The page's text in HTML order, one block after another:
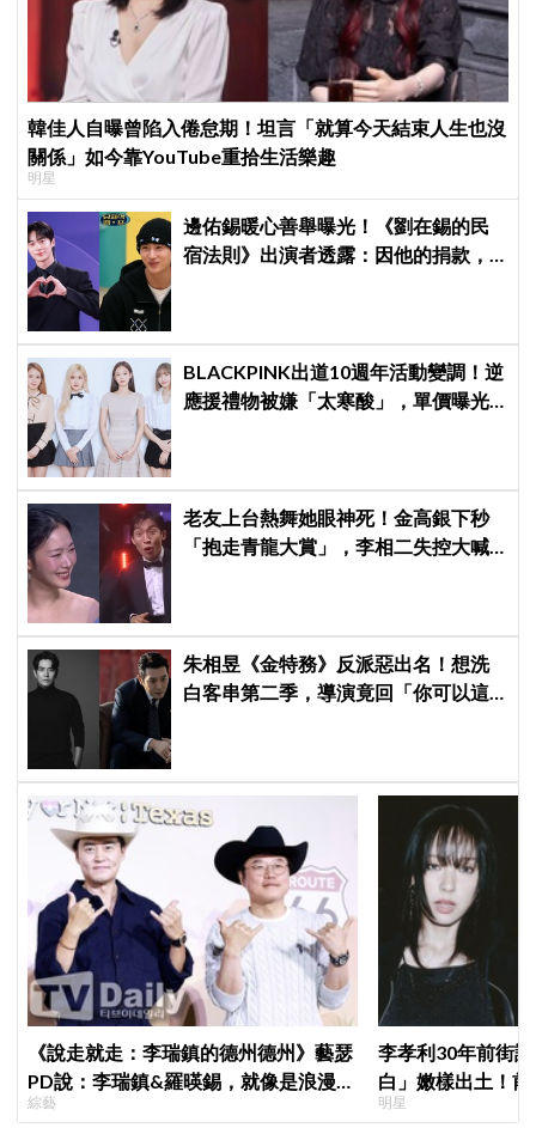
韓佳人自曝曾陷入倦怠期！坦言「就算今天結束人生也沒
關係」如今靠YouTube重拾生活樂趣
明星
邊佑錫暖心善舉曝光！《劉在錫的民
宿法則》出演者透露：因他的捐款，
BLACKPINK出道10週年活動變調！逆
應援禮物被嫌「太寒酸」，單價曝光
老友上台熱舞她眼神死！金高銀下秒
「抱走青龍大賞」，李相二失控大喊
朱相昱《金特務》反派惡出名！想洗
白客串第二季，導演竟回「你可以這
《說走就走：李瑞鎮的德州德州》藝瑟
PD說：李瑞鎮&羅暎錫，就像是浪漫喜
劇的男女主角一樣XD
綜藝
李孝利30年前街
白」嫩樣出土！
傳奇
明星